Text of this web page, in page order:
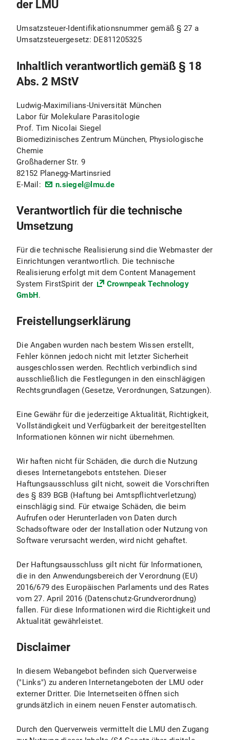
der LMU
Umsatzsteuer-Identifikationsnummer gemäß § 27 a
Umsatzsteuergesetz: DE811205325
Inhaltlich verantwortlich gemäß § 18
Abs. 2 MStV
Ludwig-Maximilians-Universität München
Labor für Molekulare Parasitologie
Prof. Tim Nicolai Siegel
Biomedizinisches Zentrum München, Physiologische
Chemie
Großhaderner Str. 9
82152 Planegg-Martinsried
E-Mail:
n.siegel@lmu.de
Verantwortlich für die technische
Umsetzung
Für die technische Realisierung sind die Webmaster der
Einrichtungen verantwortlich. Die technische
Realisierung erfolgt mit dem Content Management
System FirstSpirit der
Crownpeak Technology
GmbH.
Freistellungserklärung
Die Angaben wurden nach bestem Wissen erstellt,
Fehler können jedoch nicht mit letzter Sicherheit
ausgeschlossen werden. Rechtlich verbindlich sind
ausschließlich die Festlegungen in den einschlägigen
Rechtsgrundlagen (Gesetze, Verordnungen, Satzungen).
Eine Gewähr für die jederzeitige Aktualität, Richtigkeit,
Vollständigkeit und Verfügbarkeit der bereitgestellten
Informationen können wir nicht übernehmen.
Wir haften nicht für Schäden, die durch die Nutzung
dieses Internetangebots entstehen. Dieser
Haftungsausschluss gilt nicht, soweit die Vorschriften
des § 839 BGB (Haftung bei Amtspflichtverletzung)
einschlägig sind. Für etwaige Schäden, die beim
Aufrufen oder Herunterladen von Daten durch
Schadsoftware oder der Installation oder Nutzung von
Software verursacht werden, wird nicht gehaftet.
Der Haftungsausschluss gilt nicht für Informationen,
die in den Anwendungsbereich der Verordnung (EU)
2016/679 des Europäischen Parlaments und des Rates
vom 27. April 2016 (Datenschutz-Grundverordnung)
fallen. Für diese Informationen wird die Richtigkeit und
Aktualität gewährleistet.
Disclaimer
In diesem Webangebot befinden sich Querverweise
("Links") zu anderen Internetangeboten der LMU oder
externer Dritter. Die Internetseiten öffnen sich
grundsätzlich in einem neuen Fenster automatisch.
Durch den Querverweis vermittelt die LMU den Zugang